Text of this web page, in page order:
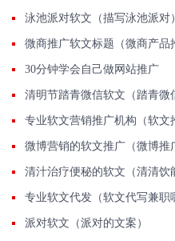
泳池派对软文（描写泳池派对）
微商推广软文标题（微商产品
30分钟学会自己做网站推广
清明节踏青微信软文（踏青微
专业软文营销推广机构（软文
微博营销的软文推广（微博推
清汁治疗便秘的软文（清清饮
专业软文代发（软文代写兼职
派对软文（派对的文案）